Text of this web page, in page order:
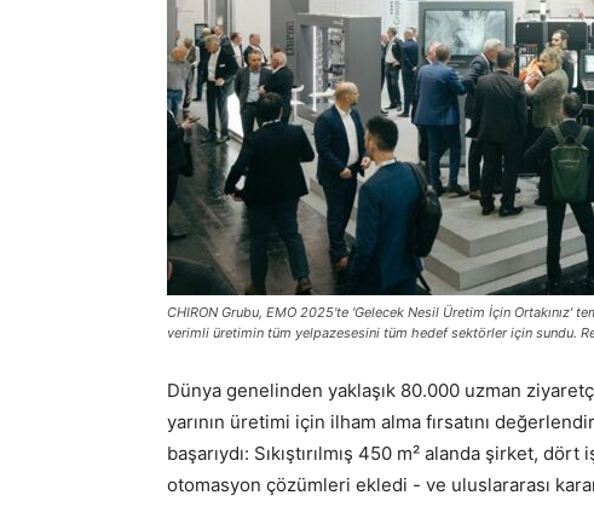
CHIRON Grubu, EMO 2025'te 'Gelecek Nesil Üretim İçin Ortakınız'
verimli üretimin tüm yelpazesesini tüm hedef sektörler için sundu.
Dünya genelinden yaklaşık 80.000 uzman
yarının üretimi için ilham alma fırsatını
başarıydı: Sıkıştırılmış 450 m² alanda şirket,
otomasyon çözümleri ekledi - ve uluslararası